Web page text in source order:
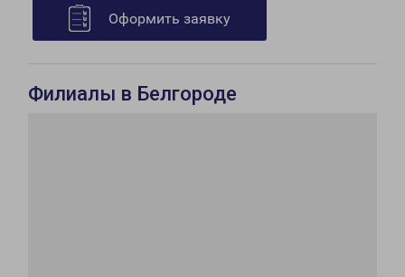
Оформить заявку
Филиалы в Белгороде